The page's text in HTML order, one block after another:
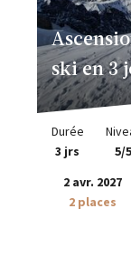
ski en 3
Durée
3 jrs
5/5
2 avr. 2027
2 places